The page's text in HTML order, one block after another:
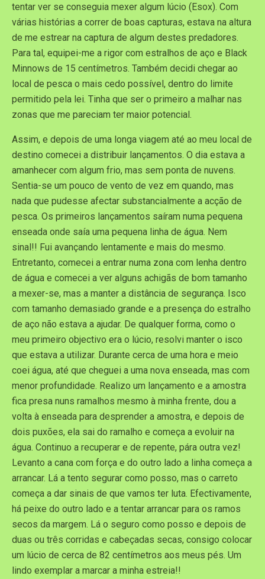
tentar ver se conseguia mexer algum lúcio (Esox). Com
várias histórias a correr de boas capturas, estava na altura
de me estrear na captura de algum destes predadores.
Para tal, equipei-me a rigor com estralhos de aço e Black
Minnows de 15 centímetros. Também decidi chegar ao
local de pesca o mais cedo possível, dentro do limite
permitido pela lei. Tinha que ser o primeiro a malhar nas
zonas que me pareciam ter maior potencial.
Assim, e depois de uma longa viagem até ao meu local de
destino comecei a distribuir lançamentos. O dia estava a
amanhecer com algum frio, mas sem ponta de nuvens.
Sentia-se um pouco de vento de vez em quando, mas
nada que pudesse afectar substancialmente a acção de
pesca. Os primeiros lançamentos saíram numa pequena
enseada onde saía uma pequena linha de água. Nem
sinal!! Fui avançando lentamente e mais do mesmo.
Entretanto, comecei a entrar numa zona com lenha dentro
de água e comecei a ver alguns achigãs de bom tamanho
a mexer-se, mas a manter a distância de segurança. Isco
com tamanho demasiado grande e a presença do estralho
de aço não estava a ajudar. De qualquer forma, como o
meu primeiro objectivo era o lúcio, resolvi manter o isco
que estava a utilizar. Durante cerca de uma hora e meio
coei água, até que cheguei a uma nova enseada, mas com
menor profundidade. Realizo um lançamento e a amostra
fica presa nuns ramalhos mesmo à minha frente, dou a
volta à enseada para desprender a amostra, e depois de
dois puxões, ela sai do ramalho e começa a evoluir na
água. Continuo a recuperar e de repente, pára outra vez!
Levanto a cana com força e do outro lado a linha começa a
arrancar. Lá a tento segurar como posso, mas o carreto
começa a dar sinais de que vamos ter luta. Efectivamente,
há peixe do outro lado e a tentar arrancar para os ramos
secos da margem. Lá o seguro como posso e depois de
duas ou três corridas e cabeçadas secas, consigo colocar
um lúcio de cerca de 82 centímetros aos meus pés. Um
lindo exemplar a marcar a minha estreia!!